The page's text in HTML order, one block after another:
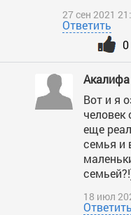
27 сен 2021
Ответить
0
Вот и я
человек
еще
семья и
18 июл
Ответить